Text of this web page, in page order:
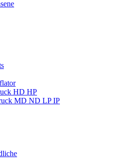
HD HP
MD ND LP IP